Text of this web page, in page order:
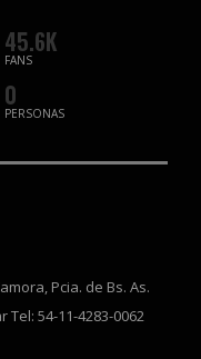
45.6K
FANS
0
PERSONAS
Pcia. de Bs. As.
54-11-4283-0062